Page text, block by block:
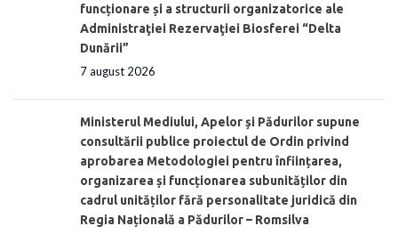
funcționare și a structurii organizatorice ale
Administraţiei Rezervaţiei Biosferei “Delta
Dunării”
7 august 2026
Ministerul Mediului, Apelor și Pădurilor supune
consultării publice proiectul de Ordin privind
aprobarea Metodologiei pentru înființarea,
organizarea și funcționarea subunităților din
cadrul unităților fără personalitate juridică din
Regia Națională a Pădurilor – Romsilva